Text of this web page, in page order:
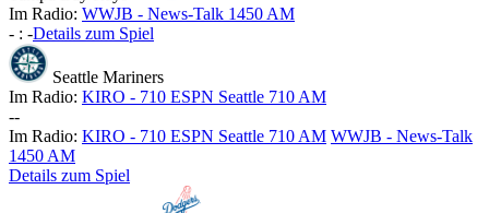
Im Radio: WWJB - News-Talk 1450 AM
- : -Details zum Spiel
Seattle Mariners
Im Radio: KIRO - 710 ESPN Seattle 710 AM
--
Im Radio: KIRO - 710 ESPN Seattle 710 AM WWJB - News-Talk
1450 AM
Details zum Spiel